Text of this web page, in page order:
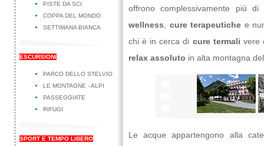
offrono complessivamente più
wellness
cure terapeutiche e
chi è in cerca di cure termali vere
relax assoluto in alta montagna
Le acque appartengono alla
PISTE DA SCI
COPPA DEL MONDO
SETTIMANA BIANCA
ESCURSIONI
PARCO DELLO STELVIO
LE MONTAGNE - ALPI
PASSEGGIATE
RIFUGI
SPORT E TEMPO LIBERO